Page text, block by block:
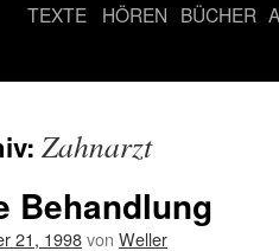
TEXTE HÖREN BÜCHER
Zahnarzt
Behandlung
21, 1998von Weller